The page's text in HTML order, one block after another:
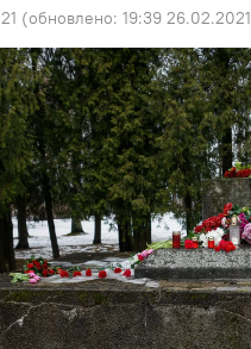
(обновлено: 19:39 26.02.2021